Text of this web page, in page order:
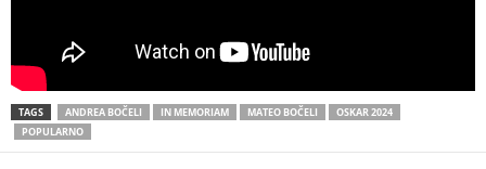
TAGS ANDREA BOČELI IN MEMORIAM MATEO BOČELI
OSKAR 2024
POPULARNO